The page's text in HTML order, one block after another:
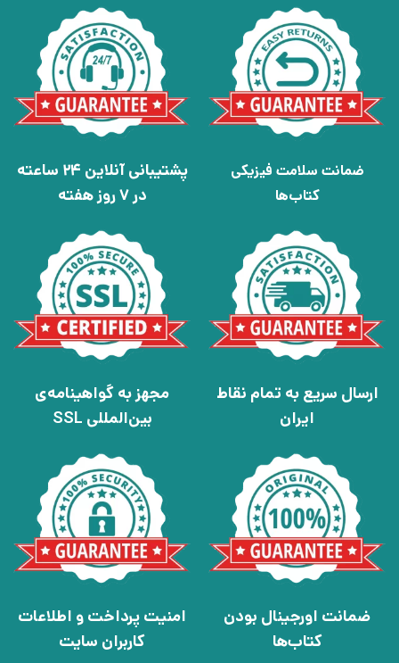
ضمانت سلامت فیزیکی
کتاب‌ها
پشتیبانی آنلاین 24 ساعته
در 7 روز هفته
ارسال سریع به تمام نقاط
ایران
مجهز به گواهینامه‌ی
بین‌المللی SSL
ضمانت اورجینال بودن
کتاب‌ها
امنیت پرداخت و اطلاعات
کاربران سایت